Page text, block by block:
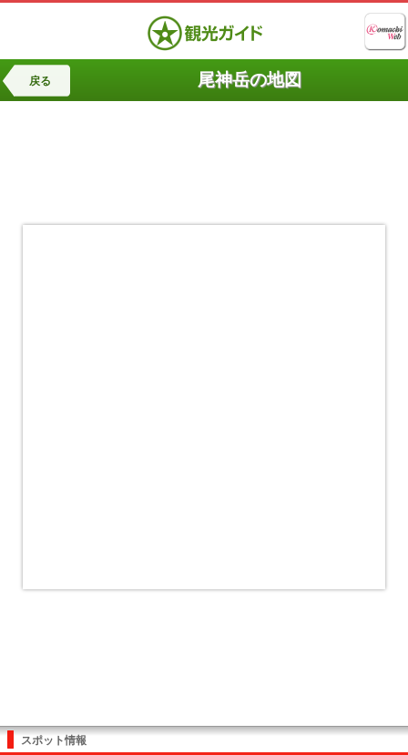
戻る 尾神岳の地図
スポット情報